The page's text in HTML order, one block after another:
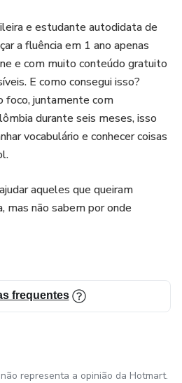
e estudante autodidata de
a fluência em 1 ano apenas
e com muito conteúdo gratuito
E como consegui isso?
foco, juntamente com
durante seis meses, isso
vocabulário e conhecer coisas
aqueles que queiram
mas não sabem por onde
frequentes
representa a opinião da Hotmart.